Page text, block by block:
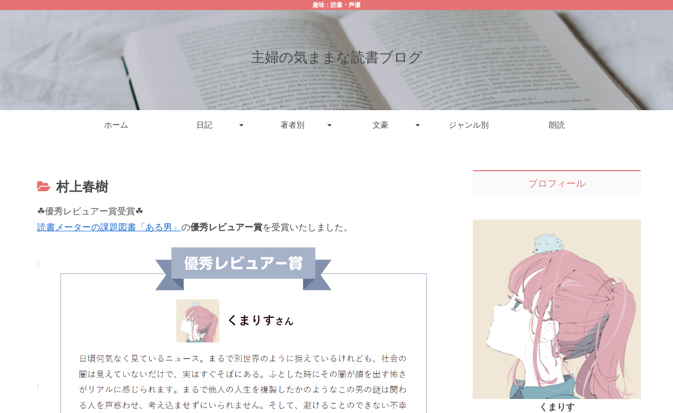
趣味：読書・声優
主婦の気ままな読書ブログ
ホーム 日記 著者別 文豪 ジャンル別 朗読
村上春樹
☘優秀レビュアー賞受賞☘
読書メーターの課題図書「ある男」 の優秀レビュアー賞を受賞いたしました。
プロフィール
くまりす